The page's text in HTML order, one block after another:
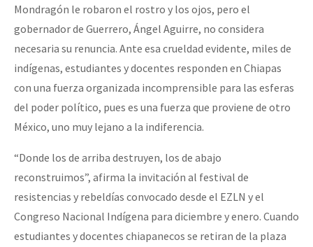
Mondragón le robaron el rostro y los ojos, pero el
gobernador de Guerrero, Ángel Aguirre, no considera
necesaria su renuncia. Ante esa crueldad evidente, miles de
indígenas, estudiantes y docentes responden en Chiapas
con una fuerza organizada incomprensible para las esferas
del poder político, pues es una fuerza que proviene de otro
México, uno muy lejano a la indiferencia.
“Donde los de arriba destruyen, los de abajo
reconstruimos”, afirma la invitación al festival de
resistencias y rebeldías convocado desde el EZLN y el
Congreso Nacional Indígena para diciembre y enero. Cuando
estudiantes y docentes chiapanecos se retiran de la plaza